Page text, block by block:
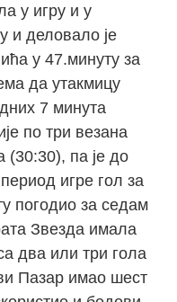
у игру и у
и деловало је
у 47.минуту за
да утакмицу
7 минута
по три везана
(30:30), па је до
игре гол за
погодио за седам
Звезда имала
два или три гола
Пазар имао шест